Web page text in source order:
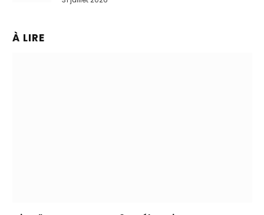
À LIRE